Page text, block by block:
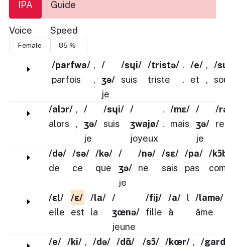
IPA Guide
Voice Speed
/parfwa/
parfois
,
,
/
ʒə/
je
/sɥi/
suis
/tristə/
triste
.
.
/e/
et
,
,
/
/alɔr/
alors
,
,
/
ʒə/
je
/sɥi/
suis
/
ʒwajø/
joyeux
.
.
/mɛ/
mais
/
ʒə/
je
/
/də/
de
/sə/
ce
/kə/
que
/
ʒə/
je
/nə/
ne
/sɛ/
sais
/pa/
pas
/
/ɛl/
elle
/ɛ/
est
/la/
la
/
ʒœnə/
jeune
/fij/
fille
/a/
à
l
/lamə/
âme
/e/ /ki/ ,
/də/ /dɑ̃/
/sɔ̃/ /kœr/ ,
/